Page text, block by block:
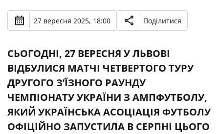
27 вересня 2025, 18:00 Поділитися
СЬОГОДНІ, 27 ВЕРЕСНЯ У ЛЬВОВІ
ВІДБУЛИСЯ МАТЧІ ЧЕТВЕРТОГО ТУРУ
ДРУГОГО З’ЇЗНОГО РАУНДУ
ЧЕМПІОНАТУ УКРАЇНИ З АМПФУТБОЛУ,
ЯКИЙ УКРАЇНСЬКА АСОЦІАЦІЯ ФУТБОЛУ
ОФІЦІЙНО ЗАПУСТИЛА В СЕРПНІ ЦЬОГО